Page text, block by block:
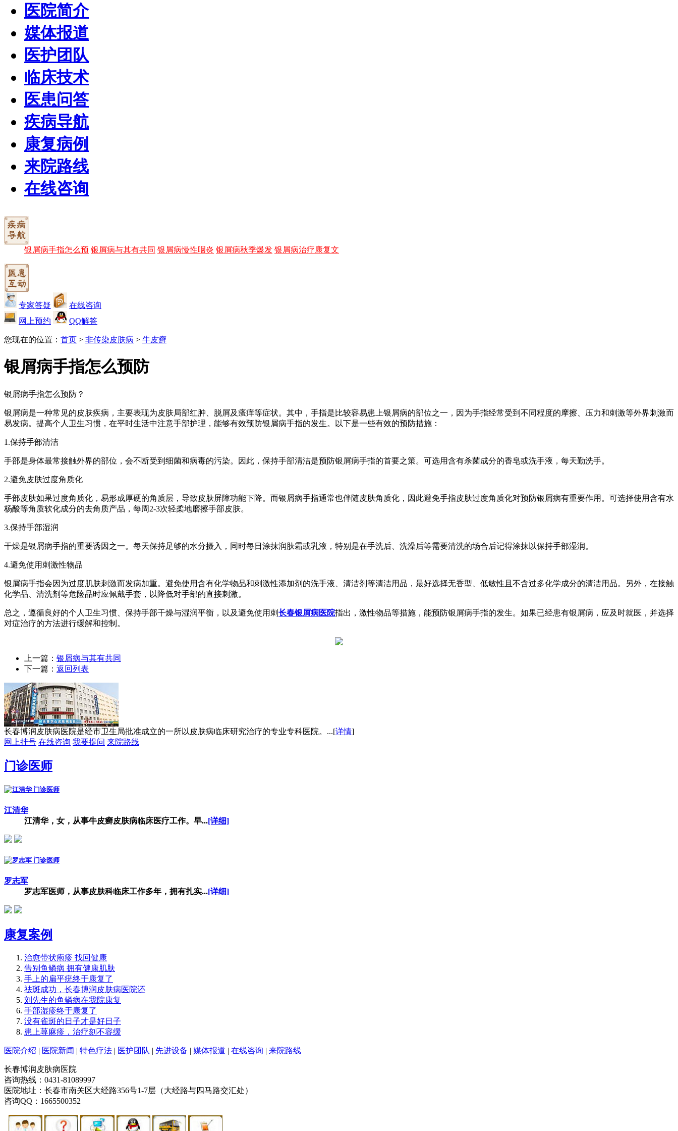
医院简介
媒体报道
医护团队
临床技术
医患问答
疾病导航
康复病例
来院路线
在线咨询
银屑病手指怎么预 银屑病与其有共同 银屑病慢性咽炎 银屑病秋季爆发 银屑病治疗康复文
专家答疑
在线咨询
网上预约
QQ解答
您现在的位置： 首页 > 非传染皮肤病 > 牛皮癣
银屑病手指怎么预防
银屑病手指怎么预防？
银屑病是一种常见的皮肤疾病，主要表现为皮肤局部红肿、脱屑及瘙痒等症状。其中，手指是比较容易患上银屑病的部位之一，因为手指经常受到不同程度的摩擦、压力和刺激等外界刺激而
易发病。提高个人卫生习惯，在平时生活中注意手部护理，能够有效预防银屑病手指的发生。以下是一些有效的预防措施：
1.保持手部清洁
手部是身体最常接触外界的部位，会不断受到细菌和病毒的污染。因此，保持手部清洁是预防银屑病手指的首要之策。可选用含有杀菌成分的香皂或洗手液，每天勤洗手。
2.避免皮肤过度角质化
手部皮肤如果过度角质化，易形成厚硬的角质层，导致皮肤屏障功能下降。而银屑病手指通常也伴随皮肤角质化，因此避免手指皮肤过度角质化对预防银屑病有重要作用。可选择使用含有水
杨酸等角质软化成分的去角质产品，每周2-3次轻柔地磨擦手部皮肤。
3.保持手部湿润
干燥是银屑病手指的重要诱因之一。每天保持足够的水分摄入，同时每日涂抹润肤霜或乳液，特别是在手洗后、洗澡后等需要清洗的场合后记得涂抹以保持手部湿润。
4.避免使用刺激性物品
银屑病手指会因为过度肌肤刺激而发病加重。避免使用含有化学物品和刺激性添加剂的洗手液、清洁剂等清洁用品，最好选择无香型、低敏性且不含过多化学成分的清洁用品。另外，在接触
化学品、清洗剂等危险品时应佩戴手套，以降低对手部的直接刺激。
总之，遵循良好的个人卫生习惯、保持手部干燥与湿润平衡，以及避免使用刺长春银屑病医院指出，激性物品等措施，能预防银屑病手指的发生。如果已经患有银屑病，应及时就医，并选择
对症治疗的方法进行缓解和控制。
上一篇： 银屑病与其有共同
下一篇： 返回列表
长春博润皮肤病医院是经市卫生局批准成立的一所以皮肤病临床研究治疗的专业专科医院。...[详情]
网上挂号 在线咨询 我要提问 来院路线
门诊医师
江清华
江清华，女，从事牛皮癣皮肤病临床医疗工作。早...[详细]
罗志军
罗志军医师，从事皮肤科临床工作多年，拥有扎实...[详细]
康复案例
治愈带状疱疹 找回健康
告别鱼鳞病 拥有健康肌肤
手上的扁平疣终于康复了
祛斑成功，长春博润皮肤病医院还
刘先生的鱼鳞病在我院康复
手部湿疹终于康复了
没有雀斑的日子才是好日子
患上荨麻疹，治疗刻不容缓
医院介绍 | 医院新闻 | 特色疗法 | 医护团队 | 先进设备 | 媒体报道 | 在线咨询 | 来院路线
长春博润皮肤病医院
咨询热线：0431-81089997
医院地址：长春市南关区大经路356号1-7层（大经路与四马路交汇处）
咨询QQ：1665500352